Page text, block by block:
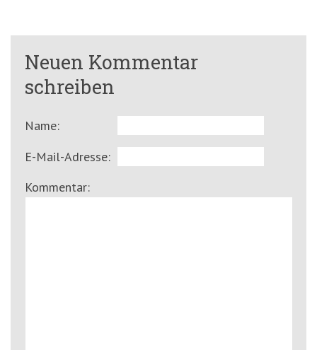
Neuen Kommentar
schreiben
Name:
E-Mail-Adresse:
Kommentar: